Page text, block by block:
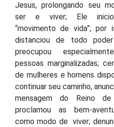
Jesus, prolongando seu
ser e viver; Ele
“movimento de vida”; por
distanciou de todo
preocupou
pessoas marginalizadas;
de mulheres e homens
continuar seu caminho,
mensagem do Reino de
proclamou as bem-
como modo de viver;